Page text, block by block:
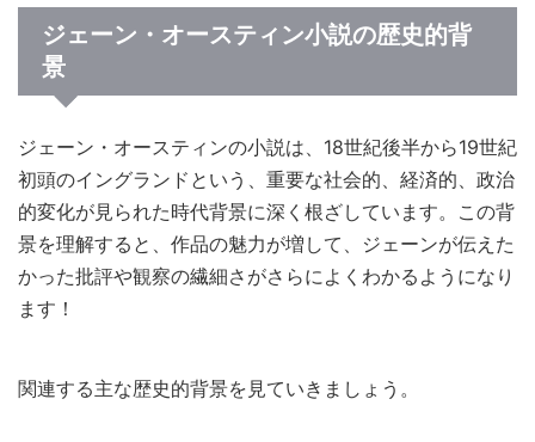
ジェーン・オースティン小説の歴史的背
景
ジェーン・オースティンの小説は、18世紀後半から19世紀
初頭のイングランドという、重要な社会的、経済的、政治
的変化が見られた時代背景に深く根ざしています。この背
景を理解すると、作品の魅力が増して、ジェーンが伝えた
かった批評や観察の繊細さがさらによくわかるようになり
ます！
関連する主な歴史的背景を見ていきましょう。